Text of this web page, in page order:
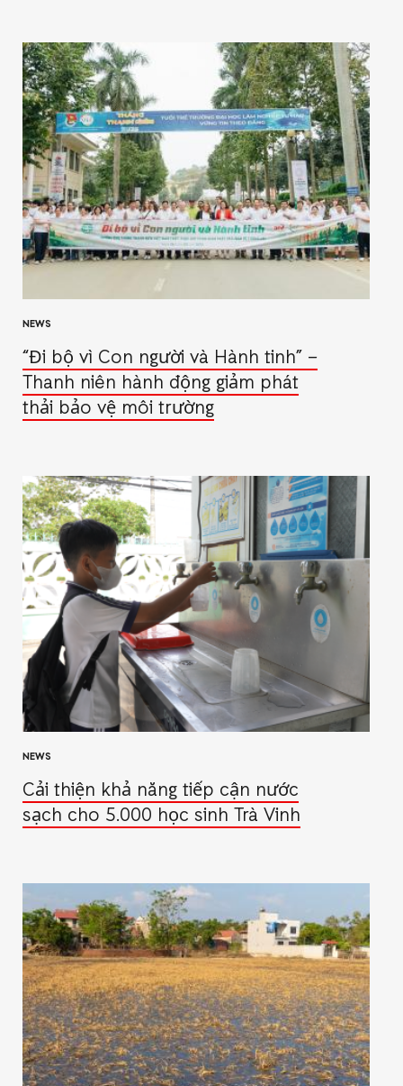
NEWS
“Đi bộ vì Con người và Hành tinh” –
Thanh niên hành động giảm phát
thải bảo vệ môi trường
NEWS
Cải thiện khả năng tiếp cận nước
sạch cho 5.000 học sinh Trà Vinh